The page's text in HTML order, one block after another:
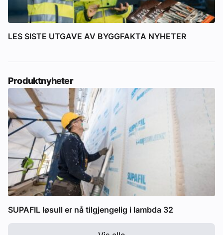
LES SISTE UTGAVE AV BYGGFAKTA NYHETER
Produktnyheter
SUPAFIL løsull er nå tilgjengelig i lambda 32